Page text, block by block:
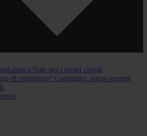
Solo per i nostri clienti
di assistenza? Contattaci, siamo sempre